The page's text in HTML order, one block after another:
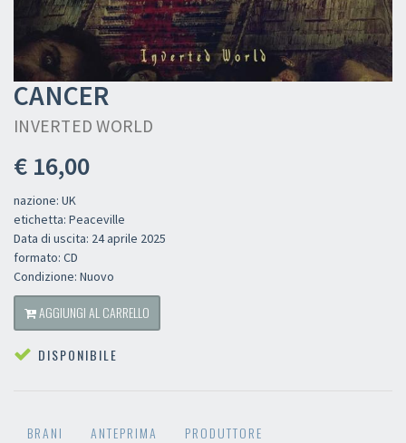
CANCER
INVERTED WORLD
€ 16,00
nazione: UK
etichetta: Peaceville
Data di uscita: 24 aprile 2025
formato: CD
Condizione: Nuovo
AGGIUNGI AL CARRELLO
DISPONIBILE
BRANI ANTEPRIMA PRODUTTORE